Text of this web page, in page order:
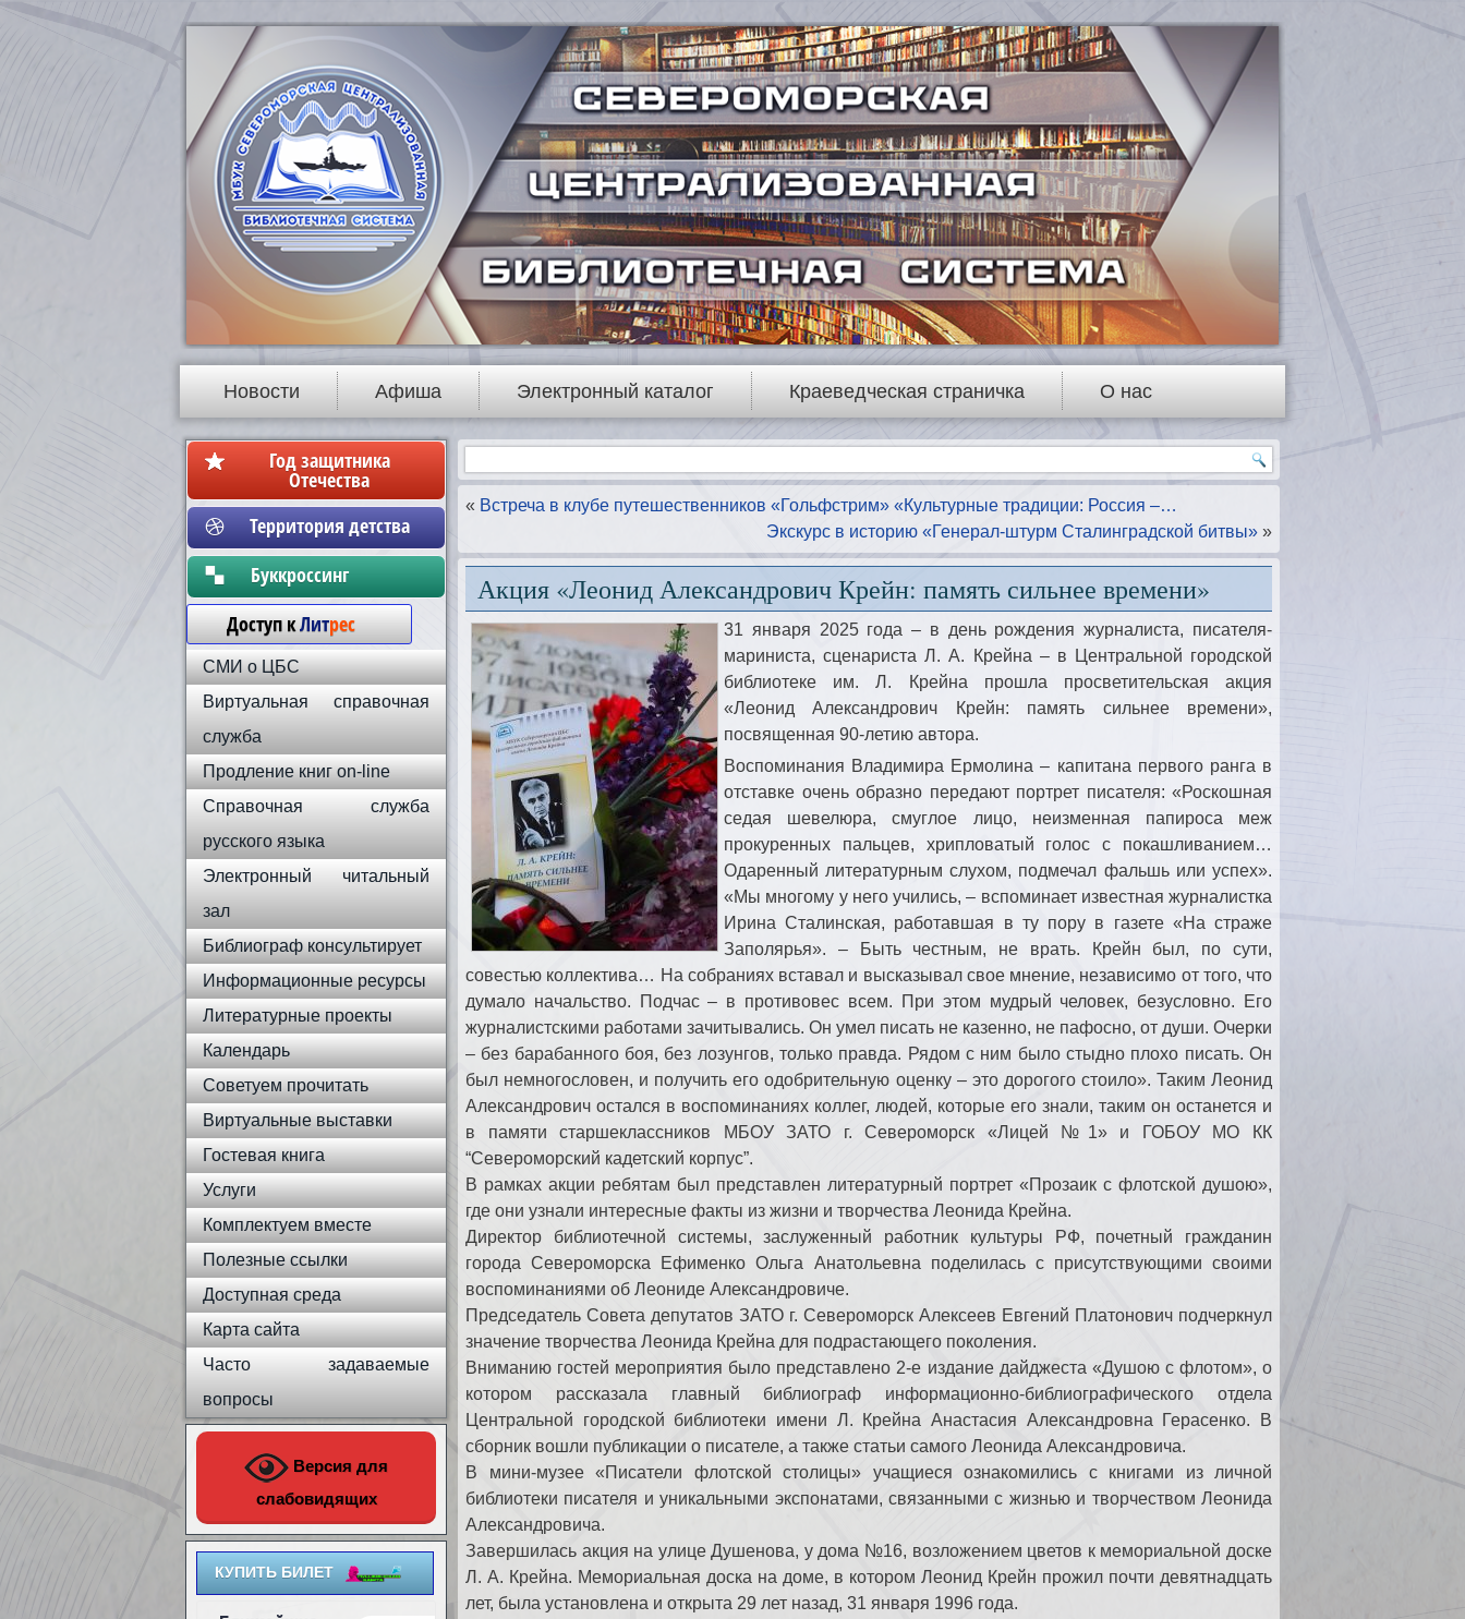
Новости Афиша Электронный каталог Краеведческая страничка О нас
Год защитника
Отечества
Территория детства
Бyккpoccинг
Доступ кЛитрес
СМИ о ЦБС
Виртуальная справочная
служба
Продление книг on-line
Справочная служба
русского языка
Электронный читальный
зал
Библиограф консультирует
Информационные ресурсы
Литературные проекты
Календарь
Советуем прочитать
Виртуальные выставки
Гостевая книга
Услуги
Комплектуем вместе
Полезные ссылки
Доступная среда
Карта сайта
Часто задаваемые
вопросы
Версия для
слабовидящих
КУПИТЬ БИЛЕТ
« Встреча в клубе путешественников «Гольфстрим» «Культурные традиции: Россия –…
Экскурс в историю «Генерал-штурм Сталинградской битвы» »
Акция «Леонид Александрович Крейн: память сильнее времени»
31 января 2025 года – в день рождения журналиста, писателя-
мариниста, сценариста Л. А. Крейна – в Центральной городской
библиотеке им. Л. Крейна прошла просветительская акция
«Леонид Александрович Крейн: память сильнее времени»,
посвященная 90-летию автора.
Воспоминания Владимира Ермолина – капитана первого ранга в
отставке очень образно передают портрет писателя: «Роскошная
седая шевелюра, смуглое лицо, неизменная папироса меж
прокуренных пальцев, хрипловатый голос с покашливанием…
Одаренный литературным слухом, подмечал фальшь или успех».
«Мы многому у него учились, – вспоминает известная журналистка
Ирина Сталинская, работавшая в ту пору в газете «На страже
Заполярья». – Быть честным, не врать. Крейн был, по сути,
совестью коллектива… На собраниях вставал и высказывал свое мнение, независимо от того, что
думало начальство. Подчас – в противовес всем. При этом мудрый человек, безусловно. Его
журналистскими работами зачитывались. Он умел писать не казенно, не пафосно, от души. Очерки
– без барабанного боя, без лозунгов, только правда. Рядом с ним было стыдно плохо писать. Он
был немногословен, и получить его одобрительную оценку – это дорогого стоило». Таким Леонид
Александрович остался в воспоминаниях коллег, людей, которые его знали, таким он останется и
в памяти старшеклассников МБОУ ЗАТО г. Североморск «Лицей №1» и ГОБОУ МО КК
“Североморский кадетский корпус”.
В рамках акции ребятам был представлен литературный портрет «Прозаик с флотской душою»,
где они узнали интересные факты из жизни и творчества Леонида Крейна.
Директор библиотечной системы, заслуженный работник культуры РФ, почетный гражданин
города Североморска Ефименко Ольга Анатольевна поделилась с присутствующими своими
воспоминаниями об Леониде Александровиче.
Председатель Совета депутатов ЗАТО г. Североморск Алексеев Евгений Платонович подчеркнул
значение творчества Леонида Крейна для подрастающего поколения.
Вниманию гостей мероприятия было представлено 2-е издание дайджеста «Душою с флотом», о
котором рассказала главный библиограф информационно-библиографического отдела
Центральной городской библиотеки имени Л. Крейна Анастасия Александровна Герасенко. В
сборник вошли публикации о писателе, а также статьи самого Леонида Александровича.
В мини-музее «Писатели флотской столицы» учащиеся ознакомились с книгами из личной
библиотеки писателя и уникальными экспонатами, связанными с жизнью и творчеством Леонида
Александровича.
Завершилась акция на улице Душенова, у дома №16, возложением цветов к мемориальной доске
Л. А. Крейна. Мемориальная доска на доме, в котором Леонид Крейн прожил почти девятнадцать
лет, была установлена и открыта 29 лет назад, 31 января 1996 года.